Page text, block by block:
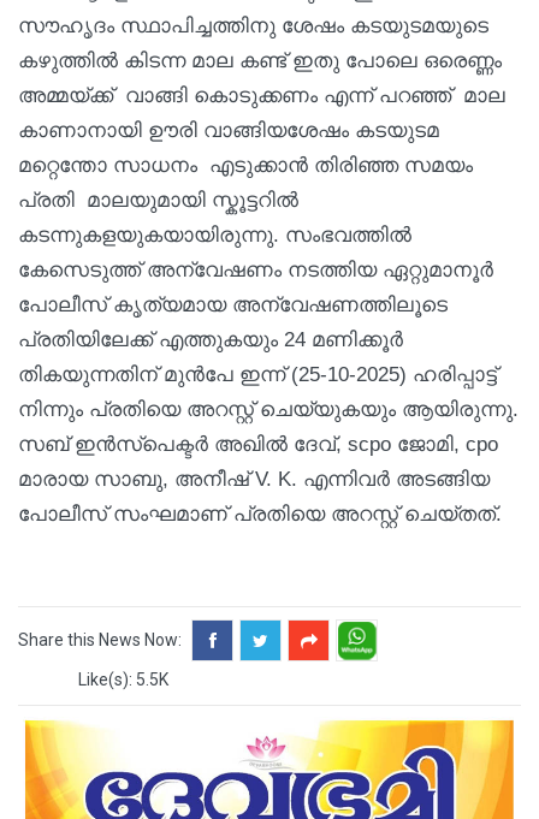
സൗഹൃദം സ്ഥാപിച്ചത്തിനു ശേഷം കടയുടമയുടെ
കഴുത്തിൽ കിടന്ന മാല കണ്ട് ഇതു പോലെ ഒരെണ്ണം
അമ്മയ്ക്ക് വാങ്ങി കൊടുക്കണം എന്ന് പറഞ്ഞ് മാല
കാണാനായി ഊരി വാങ്ങിയശേഷം കടയുടമ
മറ്റെന്തോ സാധനം എടുക്കാൻ തിരിഞ്ഞ സമയം
പ്രതി മാലയുമായി സ്കൂട്ടറിൽ
കടന്നുകളയുകയായിരുന്നു. സംഭവത്തിൽ
കേസെടുത്ത് അന്വേഷണം നടത്തിയ ഏറ്റുമാനൂർ
പോലീസ് കൃത്യമായ അന്വേഷണത്തിലൂടെ
പ്രതിയിലേക്ക് എത്തുകയും 24 മണിക്കൂർ
തികയുന്നതിന് മുൻപേ ഇന്ന് (25-10-2025) ഹരിപ്പാട്ട്
നിന്നും പ്രതിയെ അറസ്റ്റ് ചെയ്യുകയും ആയിരുന്നു.
സബ് ഇൻസ്പെക്ടർ അഖിൽ ദേവ്, scpo ജോമി, cpo
മാരായ സാബു, അനീഷ് V. K. എന്നിവർ അടങ്ങിയ
പോലീസ് സംഘമാണ് പ്രതിയെ അറസ്റ്റ് ചെയ്തത്.
Share this News Now:
Like(s): 5.5K